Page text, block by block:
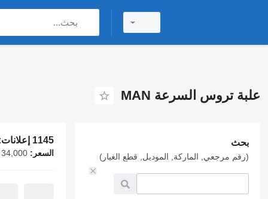
علبة تروس السرعة MAN
بحث
(رقم مرجعي, الماركة, الموديل, قطع الغيار)
1145 إعلانات:
السعر: